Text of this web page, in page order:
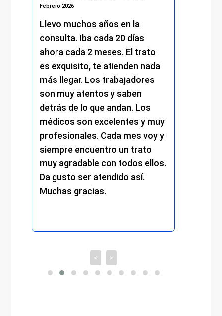
Febrero 2026
Llevo muchos años en la
consulta. Iba cada 20 días
ahora cada 2 meses. El trato
es exquisito, te atienden nada
más llegar. Los trabajadores
son muy atentos y saben
detrás de lo que andan. Los
médicos son excelentes y muy
profesionales. Cada mes voy y
siempre encuentro un trato
muy agradable con todos ellos.
Da gusto ser atendido así.
Muchas gracias.
< >